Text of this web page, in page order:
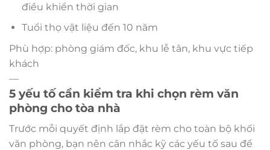
điều khiển thời gian
Tuổi thọ vật liệu đến 10 năm
Phù hợp: phòng giám đốc, khu lễ tân, khu vực tiếp
khách
—
5 yếu tố cần kiểm tra khi chọn rèm văn
phòng cho tòa nhà
Trước mỗi quyết định lắp đặt rèm cho toàn bộ khối
văn phòng, bạn nên cân nhắc kỹ các yếu tố sau để